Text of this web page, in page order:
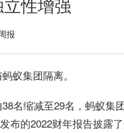
性增强
报
蚁集团隔离。
名缩减至29名，蚂蚁集
发布的2022财年报告披